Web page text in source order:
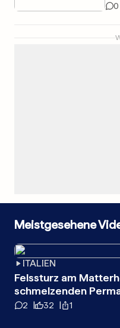
0
Meistgesehene
ITALIEN
Felssturz am
schmelzenden
2 32 1